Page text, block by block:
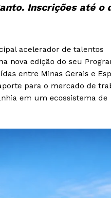
Inscrições até o
acelerador de talentos
nova edição do seu
entre Minas Gerais e
para o mercado de
em um ecossistema de